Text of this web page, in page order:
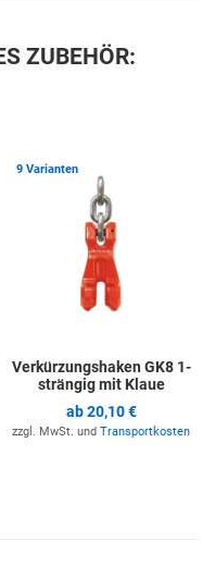
ZUBEHÖR:
hinzufügen
9 Varianten
Verkürzungshaken GK8 1-
strängig mit Klaue
ab20,10 €
zzgl. MwSt. und Transportkosten